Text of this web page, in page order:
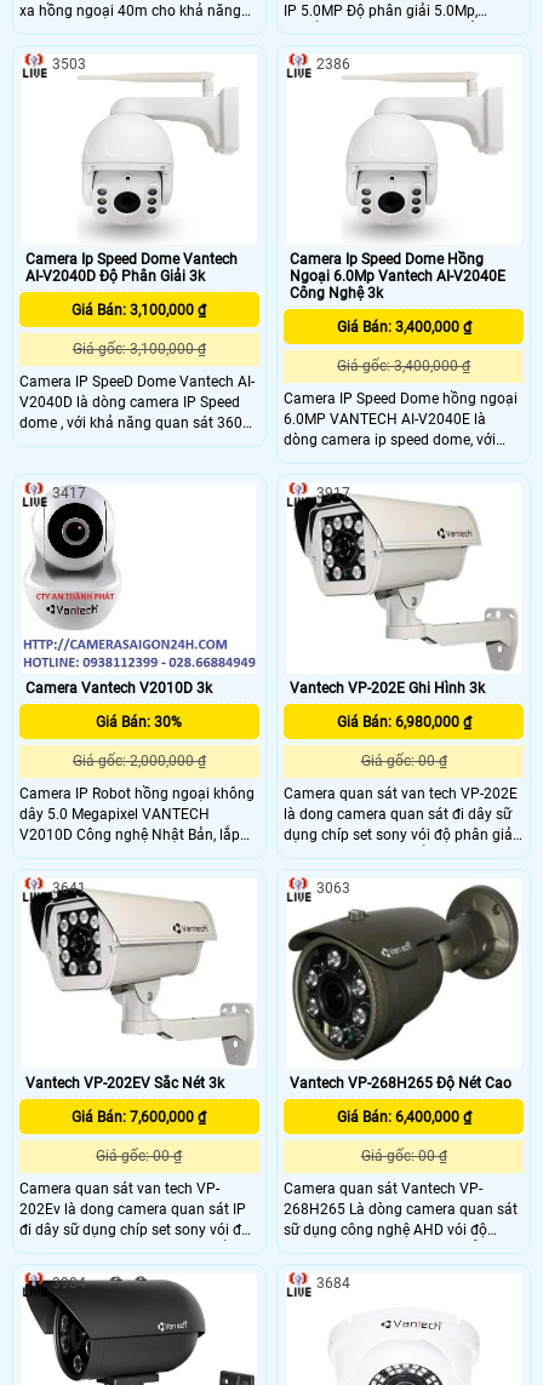
xa hồng ngoại 40m cho khả năng
quan sát bao quát, truyền tải dữ liệu
với độ nét cao.
IP 5.0MP Độ phân giải 5.0Mp,
Chuẩn nén H.265+ / H.265 Ống kính
4mm / 6mm , Hồng ngoại
40m~50m Chống ngược sáng
Camera Ip Speed Dome Vantech
AI-V2040D Độ Phân Giải 3k
Giá Bán: 3,100,000 ₫
Giá gốc: 3,100,000 ₫
Camera IP SpeeD Dome Vantech AI-
V2040D là dòng camera IP Speed
dome , với khả năng quan sát 360
độ kết nối wifi rất tiện dụng, đơn
năng cắm vào nguồn điện là hoạt
động (Plug & Play) phù hợp sử dụng
cho gia đình, cửa hàng nhỏ
3503
Camera Ip Speed Dome Hồng
Ngoại 6.0Mp Vantech AI-V2040E
Công Nghệ 3k
Giá Bán: 3,400,000 ₫
Giá gốc: 3,400,000 ₫
Camera IP Speed Dome hồng ngoại
6.0MP VANTECH AI-V2040E là
dòng camera ip speed dome, với
khả năng quan sát 360 độ kết nối
wifi rất tiện dụng, đơn giản và dễ
dàng sử dụng với chức năng cắm
vào nguồn điện là hoạt động (Plug
& Play) phù hợp sử dụng cho gia
đình, cửa hàng nhỏ
2386
Camera Vantech V2010D 3k
Giá Bán: 30%
Giá gốc: 2,000,000 ₫
Camera IP Robot hồng ngoại không
dây 5.0 Megapixel VANTECH
V2010D Công nghệ Nhật Bản, lắp
ráp tại Việt Nam, thiết kế đẹp phù
hợp với mọi không gian ..
3417
Vantech VP-202E Ghi Hình 3k
Giá Bán: 6,980,000 ₫
Giá gốc: 00 ₫
Camera quan sát van tech VP-202E
là dong camera quan sát đi dây sữ
dụng chíp set sony vói độ phân giải
5.0 Megapixel vói khẩu dộ khung
hình 25/30fps giúp hình ảnh hiển
thị mượt mà có hỗ trợ công nghệ
ghi hình H 265&H264 giúp ghi ghi
tối ưu hóa lưu lượng lưu trữ. Ngoài
ra camera có thể hỗ trợ dèn led
hồng ngoại ban đêm tầm bao phủ
từ 60-80m
3917
Vantech VP-202EV Sắc Nét 3k
Giá Bán: 7,600,000 ₫
Giá gốc: 00 ₫
Camera quan sát van tech VP-
202Ev là dong camera quan sát IP
đi dây sữ dụng chíp set sony vói độ
phân giải 5.0 Megapixel vói khẩu dộ
khung hình 25/30fps giúp hình ảnh
hiển thị mượt mà có hỗ trợ công
nghệ ghi hình H 265&H264 giúp ghi
ghi tối ưu hóa lưu lượng lưu trữ.
Ngoài ra camera có thể hỗ trợ dèn
led hồng ngoại ban đêm tầm bao
3641
Vantech VP-268H265 Độ Nét Cao
Giá Bán: 6,400,000 ₫
Giá gốc: 00 ₫
Camera quan sát Vantech VP-
268H265 Là dòng camera quan sát
sữ dụng công nghệ AHD vói độ
phân giải 5.0 Megapixel có hỗ trợ
hồng ngoại với tầm quét 50-60m
giúp hình ảnh hiển thị rõ nét cả ban
thiết kế bắng sắt,nhỏ gọn và chống
nhiệt với khả năng kháng nước IP
3063
3984 3684